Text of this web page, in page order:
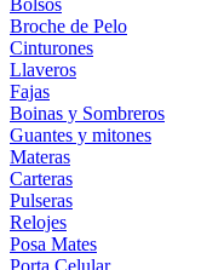
Bolsos
Broche de Pelo
Cinturones
Llaveros
Fajas
Boinas y Sombreros
Guantes y mitones
Materas
Carteras
Pulseras
Relojes
Posa Mates
Porta Celular